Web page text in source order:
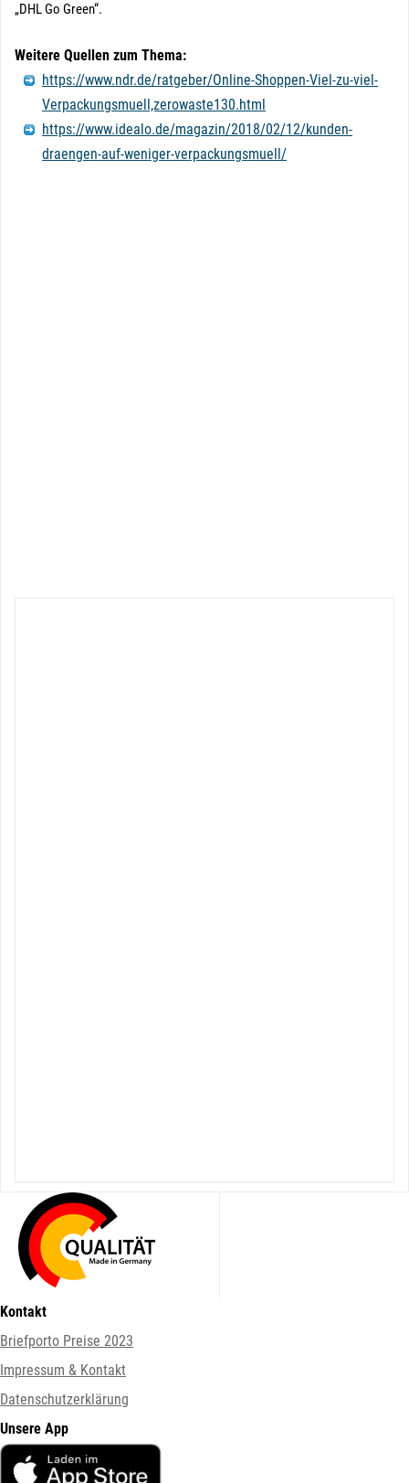
„DHL Go Green“.
Weitere Quellen zum Thema:
https://www.ndr.de/ratgeber/Online-Shoppen-Viel-zu-viel-
Verpackungsmuell,zerowaste130.html
https://www.idealo.de/magazin/2018/02/12/kunden-
draengen-auf-weniger-verpackungsmuell/
Kontakt
Briefporto Preise 2023
Impressum & Kontakt
Datenschutzerklärung
Unsere App